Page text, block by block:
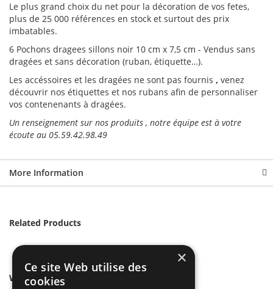
Le plus grand choix du net pour la décoration de vos fetes,
plus de 25 000 références en stock et surtout des prix
imbatables.
6 Pochons dragees sillons noir 10 cm x 7,5 cm - Vendus sans
dragées et sans décoration (ruban, étiquette…).
Les accéssoires et les dragées ne sont pas fournis , venez
découvrir nos étiquettes et nos rubans afin de personnaliser
vos contenenants à dragées.
Un renseignement sur nos produits , notre équipe est à votre
écoute au 05.59.42.98.49
More Information
Related Products
We found other products you might like!
×
Ce site Web utilise des
cookies